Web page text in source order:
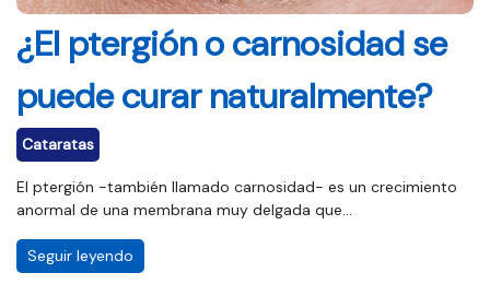
¿El ptergión o carnosidad se
puede curar naturalmente?
Cataratas
El ptergión -también llamado carnosidad- es un crecimiento
anormal de una membrana muy delgada que...
Seguir leyendo